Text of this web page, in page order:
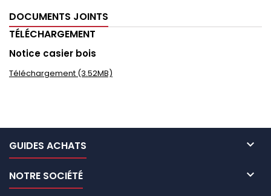
DOCUMENTS JOINTS
TÉLÉCHARGEMENT
Notice casier bois
Téléchargement (3.52MB)
GUIDES ACHATS 
NOTRE SOCIÉTÉ 